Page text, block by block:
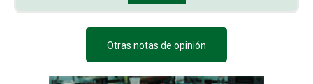
Otras notas de opinión